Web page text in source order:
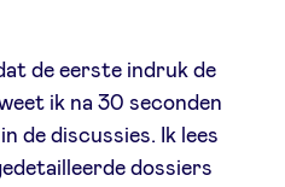
de eerste indruk de
ik na 30 seconden
de discussies. Ik lees
dossiers